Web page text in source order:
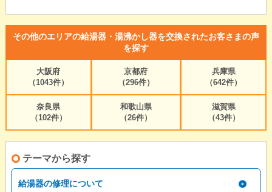
その他のエリアの給湯器・湯沸かし器を交換されたお客さまの声
を探す
大阪府
（1043件）
京都府
（296件）
兵庫県
（642件）
奈良県
（102件）
和歌山県
（26件）
滋賀県
（43件）
テーマから探す
給湯器の修理について